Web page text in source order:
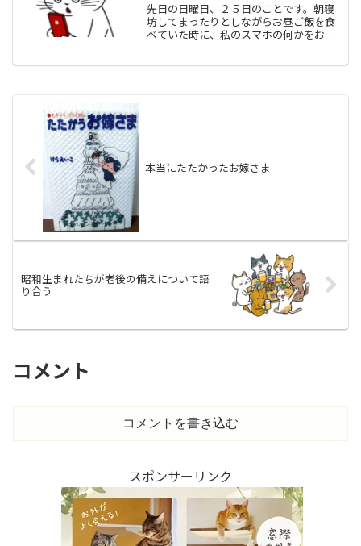
先日の日曜日、２５日のことです。朝寝
坊してまったりとしながらお昼ご飯を食
べていた時に、私のスマホの何かをお知
本当にたたかったお嫁さま
昭和生まれたちが老後の備えについて語
り合う
コメント
コメントを書き込む
スポンサーリンク